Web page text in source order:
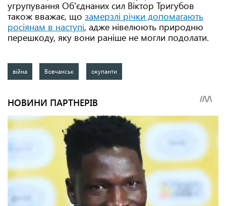
угрупування Об'єднаних сил Віктор Тригубов
також вважає, що замерзлі річки допомагають
росіянам в наступі, адже нівелюють природню
перешкоду, яку вони раніше не могли подолати.
війна Вовчанськ окупанти